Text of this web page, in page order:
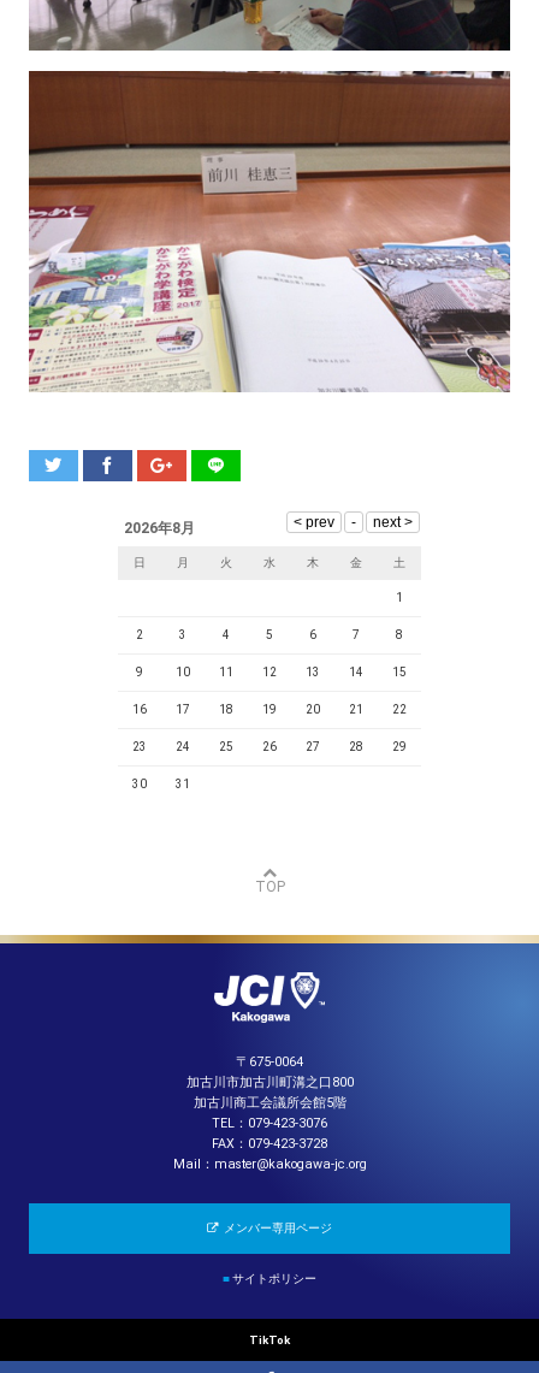
2026年8月
日 月 火 水 木 金 土
1
2 3 4 5 6 7 8
9 10 11 12 13 14 15
16 17 18 19 20 21 22
23 24 25 26 27 28 29
30 31
TOP
〒675-0064
加古川市加古川町溝之口800
加古川商工会議所会館5階
TEL：079-423-3076
FAX：079-423-3728
Mail：master@kakogawa-jc.org
メンバー専用ページ
■サイトポリシー
TikTok